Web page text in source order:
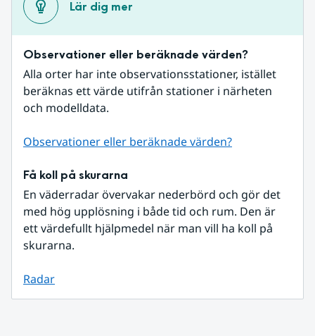
Lär dig mer
Observationer eller beräknade värden?
Alla orter har inte observationsstationer, istället
beräknas ett värde utifrån stationer i närheten
och modelldata.
Observationer eller beräknade värden?
Få koll på skurarna
En väderradar övervakar nederbörd och gör det
med hög upplösning i både tid och rum. Den är
ett värdefullt hjälpmedel när man vill ha koll på
skurarna.
Radar